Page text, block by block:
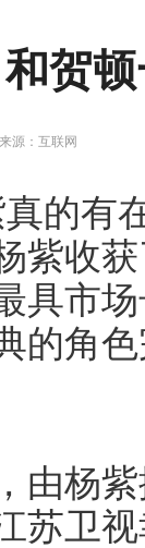
贺
源：互联网
有在
紫收
具市
的角
杨紫
苏卫